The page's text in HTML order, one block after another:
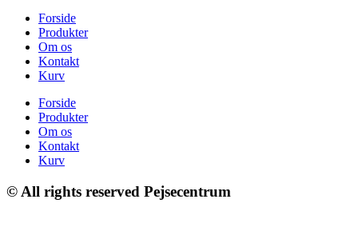
Forside
Produkter
Om os
Kontakt
Kurv
Forside
Produkter
Om os
Kontakt
Kurv
© All rights reserved Pejsecentrum